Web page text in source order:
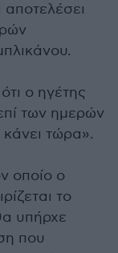
ο ηγέτης
των ημερών
τώρα».
οποίο ο
το
υπήρχε
που